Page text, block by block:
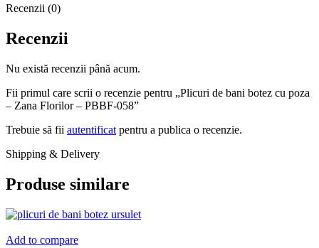
Recenzii (0)
Recenzii
Nu există recenzii până acum.
Fii primul care scrii o recenzie pentru „Plicuri de bani botez cu poza
– Zana Florilor – PBBF-058”
Trebuie să fii autentificat pentru a publica o recenzie.
Shipping & Delivery
Produse similare
Add to compare